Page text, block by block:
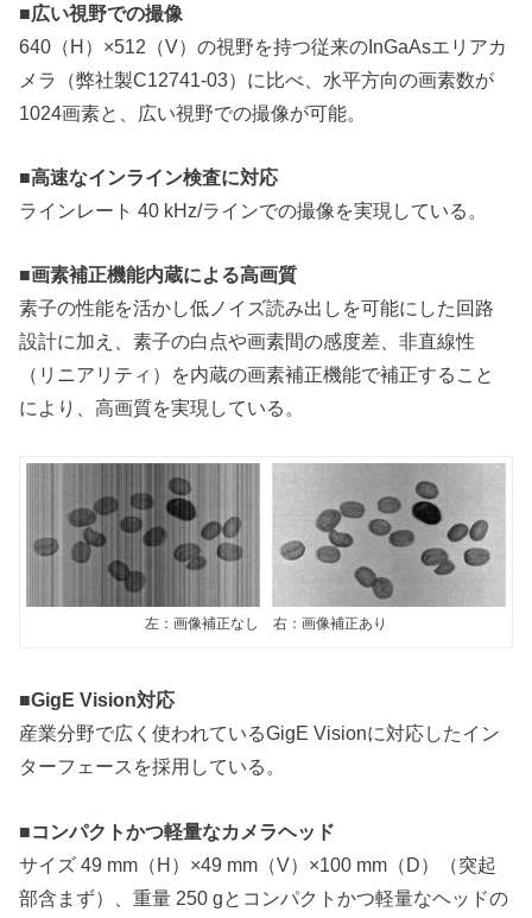
■広い視野での撮像
640（H）×512（V）の視野を持つ従来のInGaAsエリアカ
メラ（弊社製C12741-03）に比べ、水平方向の画素数が
1024画素と、広い視野での撮像が可能。
■高速なインライン検査に対応
ラインレート 40 kHz/ラインでの撮像を実現している。
■画素補正機能内蔵による高画質
素子の性能を活かし低ノイズ読み出しを可能にした回路
設計に加え、素子の白点や画素間の感度差、非直線性
（リニアリティ）を内蔵の画素補正機能で補正すること
により、高画質を実現している。
左：画像補正なし 右：画像補正あり
■GigE Vision対応
産業分野で広く使われているGigE Visionに対応したイン
ターフェースを採用している。
■コンパクトかつ軽量なカメラヘッド
サイズ 49 mm（H）×49 mm（V）×100 mm（D）（突起
部含まず）、重量 250 gとコンパクトかつ軽量なヘッドの